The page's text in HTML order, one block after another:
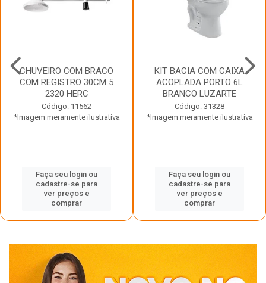
CHUVEIRO COM BRACO
COM REGISTRO 30CM 5
2320 HERC
Código: 11562
*Imagem meramente ilustrativa
Faça seu login ou
cadastre-se para
ver preços e
comprar
KIT BACIA COM CAIXA
ACOPLADA PORTO 6L
BRANCO LUZARTE
Código: 31328
*Imagem meramente ilustrativa
Faça seu login ou
cadastre-se para
ver preços e
comprar